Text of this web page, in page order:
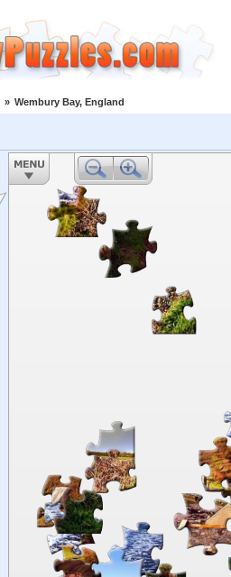
» Wembury Bay, England